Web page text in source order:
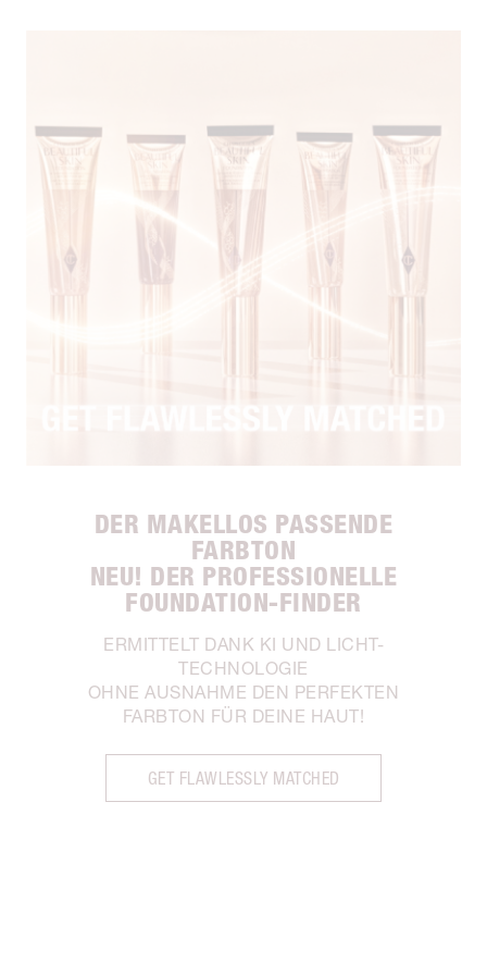
DER MAKELLOS PASSENDE
FARBTON
NEU! DER PROFESSIONELLE
FOUNDATION-FINDER
ERMITTELT DANK KI UND LICHT-
TECHNOLOGIE
OHNE AUSNAHME DEN PERFEKTEN
FARBTON FÜR DEINE HAUT!
GET FLAWLESSLY MATCHED